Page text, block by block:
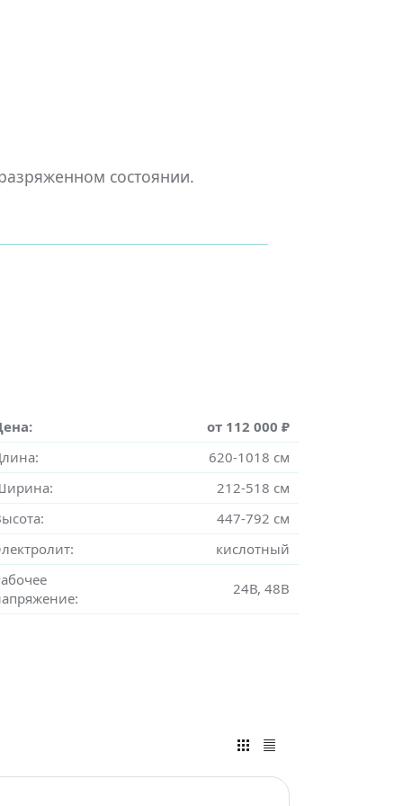
состоянии.
от 112 000 ₽
620-1018 см
212-518 см
447-792 см
кислотный
24В, 48В